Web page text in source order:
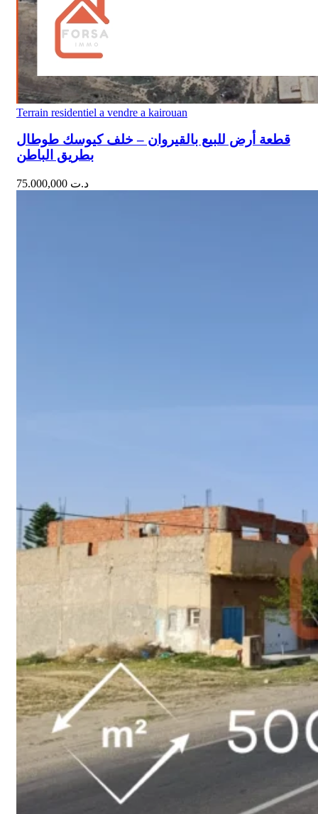
Terrain residentiel a vendre a kairouan
قطعة أرض للبيع بالقيروان – خلف كيوسك طوطال
بطريق الباطن
د.ت